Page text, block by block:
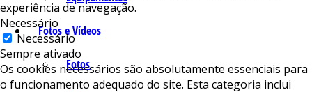
Fotos e Vídeos
Fotos
experiência de navegação.
Necessário
Necessário
Sempre ativado
Os cookies necessários são absolutamente essenciais para
o funcionamento adequado do site. Esta categoria inclui